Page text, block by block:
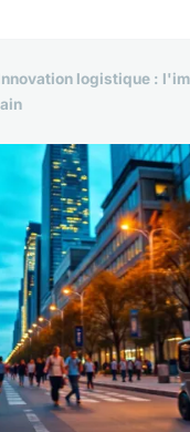
logistique :